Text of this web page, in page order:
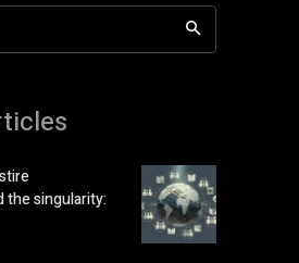
the singularity: